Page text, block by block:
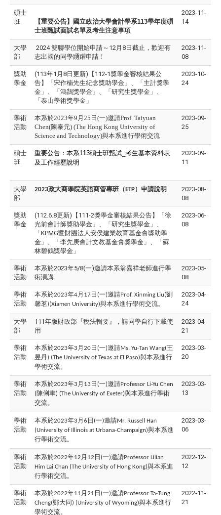
碩士
班
【重要公告】國立政治大學會計學系113學年度碩
士班甄試面試名單及考生注意事項
2023-11-
14
大學
部
2024 雙聯學位開始申請～12月8日截止，歡迎有
志出國的同學踴躍申請！
2023-11-
08
獎助
學金
(113年1月8日更新)【112-1獎學金審核結果公
告】「宋作楠先生紀念獎助學金」、「主計獎學
金」、「鴻鵠獎學金」、「研究生獎學金」、
「泰山學術獎學金」
2023-10-
24
學術
活動
本系於2023年9月25日(一)邀請Prof. Taiyuan
Chen(陳泰元) (The Hong Kong University of
Science and Technology)與本系進行學術交流
2023-09-
25
碩士
班
重要公告：本系113碩士班甄試_ 考生基本資料表
及工作經歷說明
2023-09-
11
大學
部
2023政大商學院英語商管專班（ ETP）申請說明
2023-08-
08
獎助
學金
(112.6.8更新)【111-2獎學金審核結果公告】「徐
光前會計師獎助學金」、「研究生獎學金」、
「KPMG暨財團法人安侯建業教育基金會獎助學
金」、「李先庚會計文教基金會獎學金」、「蘇
林碧鶴獎學金」
2023-06-
08
學術
活動
本系於2023年5/8(一)邀請本系翁嘉祥老師進行學
術演講
2023-05-
08
學術
活動
本系於2023年4 月 17 日 (一)邀請Prof. Xinming Liu(劉
馨茗)(Xiamen University)與本系進行學術交流。
2023-04-
24
大學
部
111年版財政部『稅法輯要』，請同學自行下載使
用
2023-04-
21
學術
活動
本系於2023年3 月 20 日 (一)邀請Ms. Yu-Tan Wang(王
昱丹) (The University of Texas at El Paso)與本系進行
學術交流。
2023-03-
20
學術
活動
本系於2023年3 月 13 日 (一)邀請Professor Li-Yu Chen
(陳俐聿) (The University of Exeter)與本系進行學術
交流。
2023-03-
13
學術
活動
本系於2023年3 月 6 日 (一)邀請Mr. Russell Han
(University of Illinois at Urbana-Champaign)與本系進
行學術交流。
2023-03-
06
學術
活動
本系於2022年12 月 12 日 (一)邀請Professor Lilian
Him Lai Chan (The University of Hong Kong)與本系進
行學術交流。
2022-12-
12
學術
活動
本系於2022年11 月 21 日 (一)邀請Professor Ta-Tung
Cheng(鄭大同) (University of Wyoming)與本系進行
學術交流。
2022-11-
21